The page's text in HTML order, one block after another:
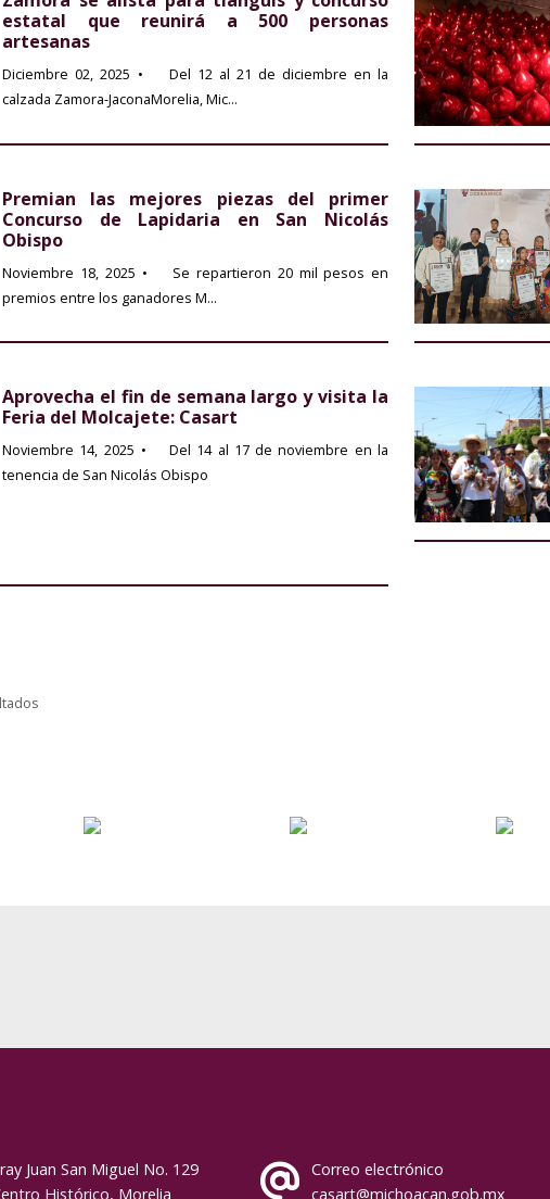
estatal que reunirá a 500 personas
artesanas
Diciembre 02, 2025 • Del 12 al 21 de diciembre en la
calzada Zamora-JaconaMorelia, Mic...
Premian las mejores piezas del primer
Concurso de Lapidaria en San Nicolás
Obispo
Noviembre 18, 2025 • Se repartieron 20 mil pesos en
premios entre los ganadores M...
Aprovecha el fin de semana largo y visita la
Feria del Molcajete: Casart
Noviembre 14, 2025 • Del 14 al 17 de noviembre en la
tenencia de San Nicolás Obispo
Juan San Miguel No. 129
Histórico, Morelia
Correo electrónico
casart@michoacan.gob.mx